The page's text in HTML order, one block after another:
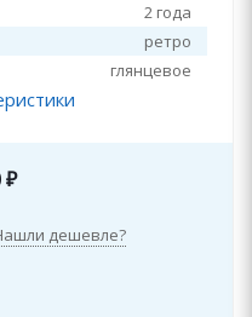
2 года
ретро
глянцевое
₽
дешевле?